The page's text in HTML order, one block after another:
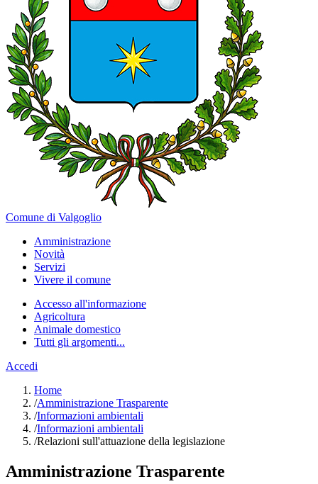
Comune di Valgoglio
Amministrazione
Novità
Servizi
Vivere il comune
Accesso all'informazione
Agricoltura
Animale domestico
Tutti gli argomenti...
Accedi
Home
/Amministrazione Trasparente
/Informazioni ambientali
/Informazioni ambientali
/Relazioni sull'attuazione della legislazione
Amministrazione Trasparente